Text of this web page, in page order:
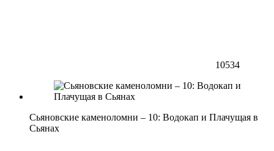
10534
Сьяновские каменоломни – 10: Водокап и Плачущая в
Сьянах